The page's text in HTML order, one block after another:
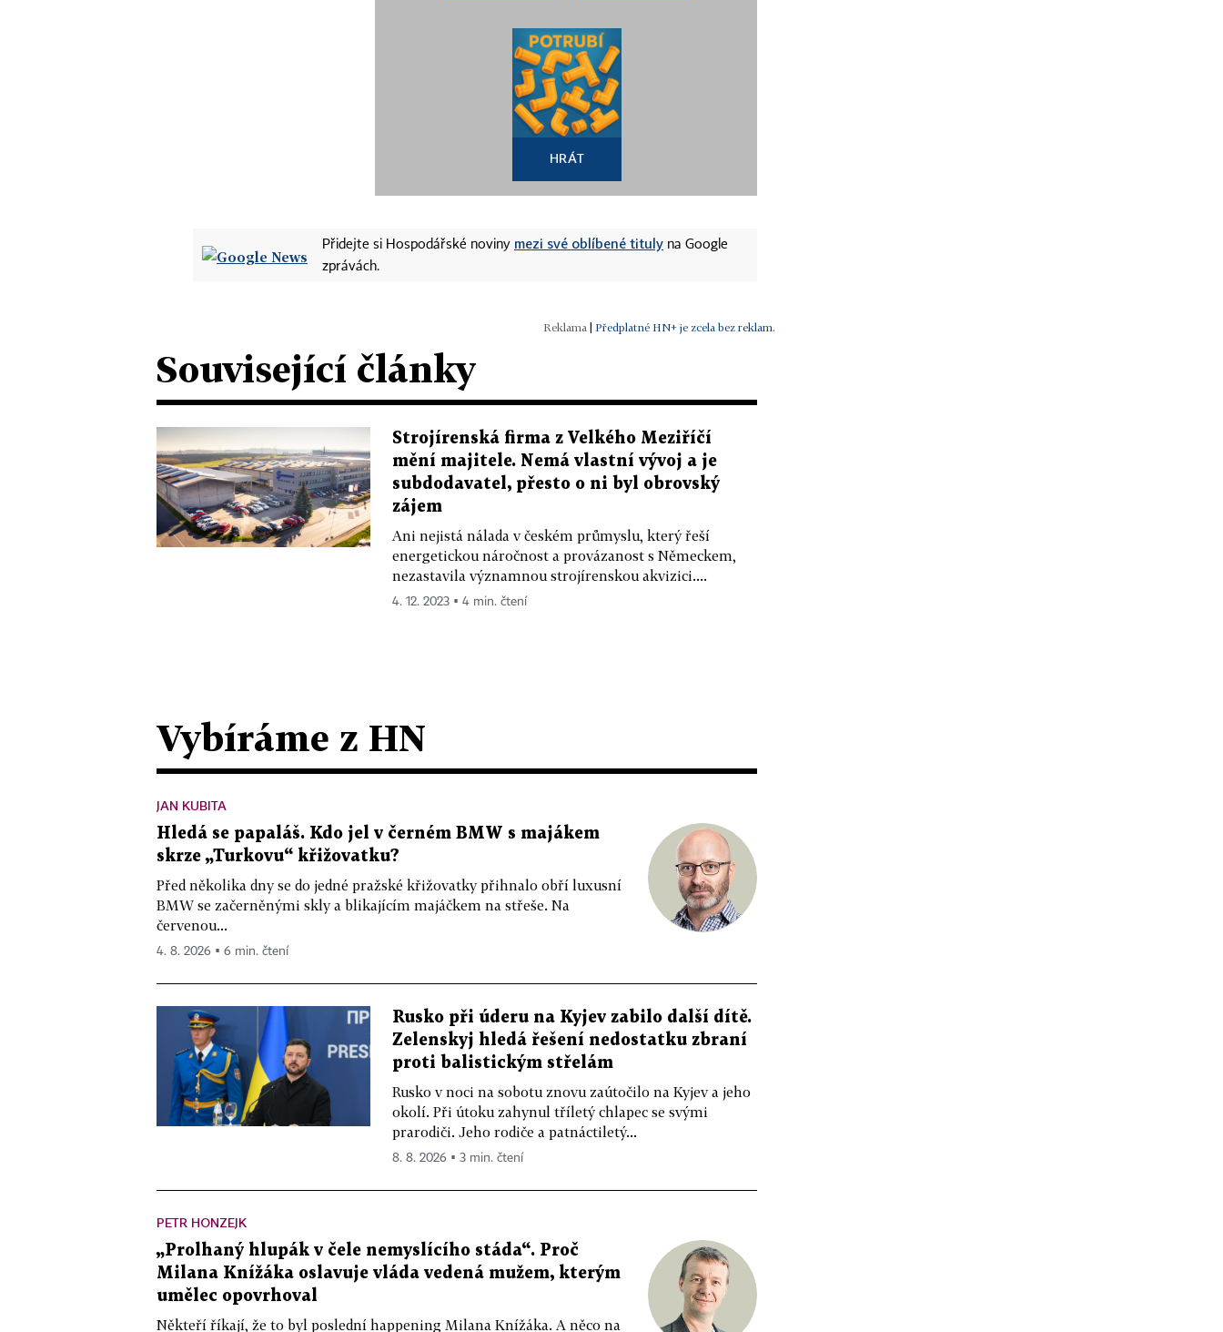
HRÁT
Přidejte si Hospodářské noviny mezi své oblíbené tituly na Google
zprávách.
| Předplatné HN+ je zcela bez reklam.
Související články
Strojírenská firma z Velkého Meziříčí
mění majitele. Nemá vlastní vývoj a je
subdodavatel, přesto o ni byl obrovský
zájem
Ani nejistá nálada v českém průmyslu, který řeší
energetickou náročnost a provázanost s Německem,
nezastavila významnou strojírenskou akvizici....
4. 12. 2023 ▪ 4 min. čtení
Vybíráme z HN
JAN KUBITA
Hledá se papaláš. Kdo jel v černém BMW s majákem
skrze „Turkovu“ křižovatku?
Před několika dny se do jedné pražské křižovatky přihnalo obří luxusní
BMW se začerněnými skly a blikajícím majáčkem na střeše. Na
červenou...
4. 8. 2026 ▪ 6 min. čtení
Rusko při úderu na Kyjev zabilo další dítě.
Zelenskyj hledá řešení nedostatku zbraní
proti balistickým střelám
Rusko v noci na sobotu znovu zaútočilo na Kyjev a jeho
okolí. Při útoku zahynul tříletý chlapec se svými
prarodiči. Jeho rodiče a patnáctiletý...
8. 8. 2026 ▪ 3 min. čtení
PETR HONZEJK
„Prolhaný hlupák v čele nemyslícího stáda“. Proč
Milana Knížáka oslavuje vláda vedená mužem, kterým
umělec opovrhoval
Někteří říkají, že to byl poslední happening Milana Knížáka. A něco na